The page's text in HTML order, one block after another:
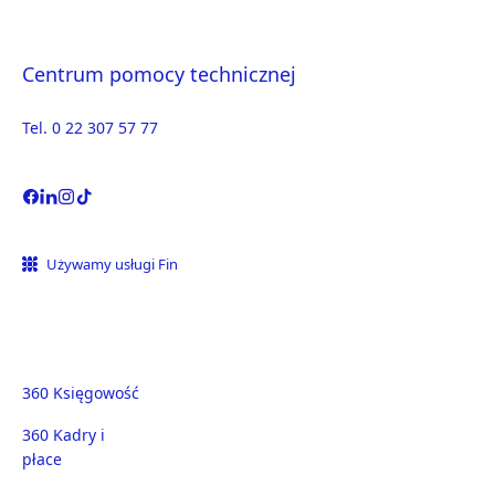
Centrum pomocy technicznej
Tel. 0 22 307 57 77
Używamy usługi Fin
360 Księgowość
360 Kadry i
płace